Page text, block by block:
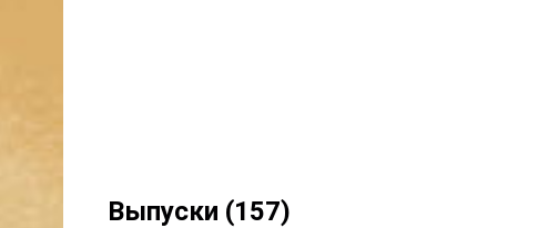
Выпуски (157)